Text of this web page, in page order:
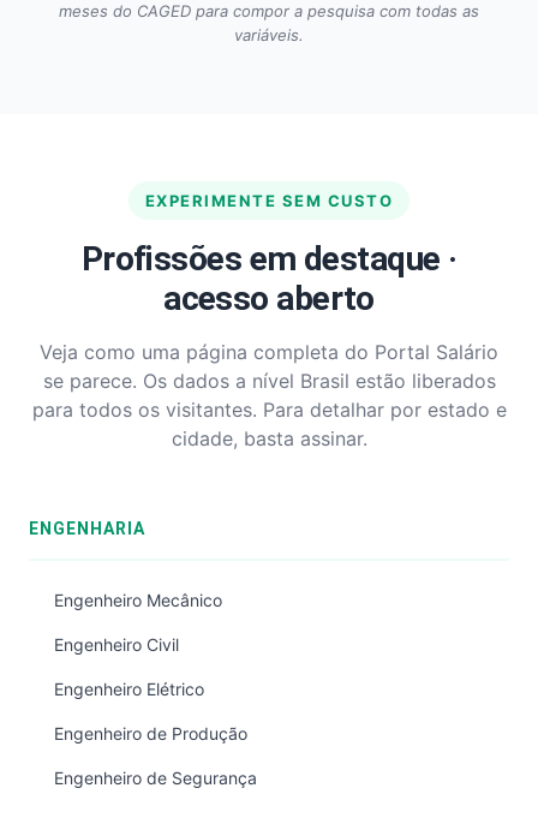
meses do CAGED para compor a pesquisa com todas as
variáveis.
EXPERIMENTE SEM CUSTO
Profissões em destaque ·
acesso aberto
Veja como uma página completa do Portal Salário
se parece. Os dados a nível Brasil estão liberados
para todos os visitantes. Para detalhar por estado e
cidade, basta assinar.
ENGENHARIA
Engenheiro Mecânico
Engenheiro Civil
Engenheiro Elétrico
Engenheiro de Produção
Engenheiro de Segurança